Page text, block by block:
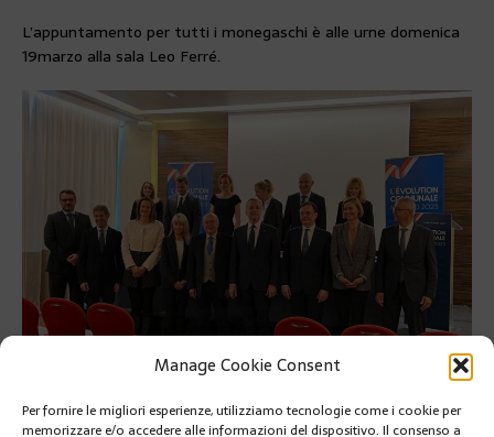
Manage Cookie Consent
Per fornire le migliori esperienze, utilizziamo tecnologie come i cookie per
memorizzare e/o accedere alle informazioni del dispositivo. Il consenso a
L’appuntamento per tutti i monegaschi è alle urne domenica
19marzo alla sala Leo Ferré.
PRÉCÉDENT